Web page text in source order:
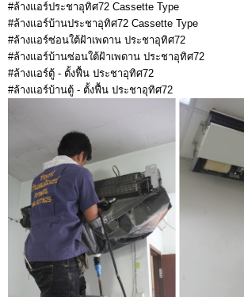
#ล้างแอร์ประชาอุทิศ72 Cassette Type
#ล้างแอร์บ้านประชาอุทิศ72 Cassette Type
#ล้างแอร์ซ่อนใต้ฝ้าเพดาน ประชาอุทิศ72
#ล้างแอร์บ้านซ่อนใต้ฝ้าเพดาน ประชาอุทิศ72
#ล้างแอร์ตู้ - ตั้งฟื้น ประชาอุทิศ72
#ล้างแอร์บ้านตู้ - ตั้งฟื้น ประชาอุทิศ72